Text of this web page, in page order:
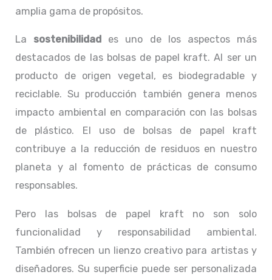
amplia gama de propósitos.
La sostenibilidad
es uno de los aspectos más
destacados de las bolsas de papel kraft. Al ser un
producto de origen vegetal, es biodegradable y
reciclable. Su producción también genera menos
impacto ambiental en comparación con las bolsas
de plástico. El uso de bolsas de papel kraft
contribuye a la reducción de residuos en nuestro
planeta y al fomento de prácticas de consumo
responsables.
Pero las bolsas de papel kraft no son solo
funcionalidad y responsabilidad ambiental.
También ofrecen un lienzo creativo para artistas y
diseñadores. Su superficie puede ser personalizada